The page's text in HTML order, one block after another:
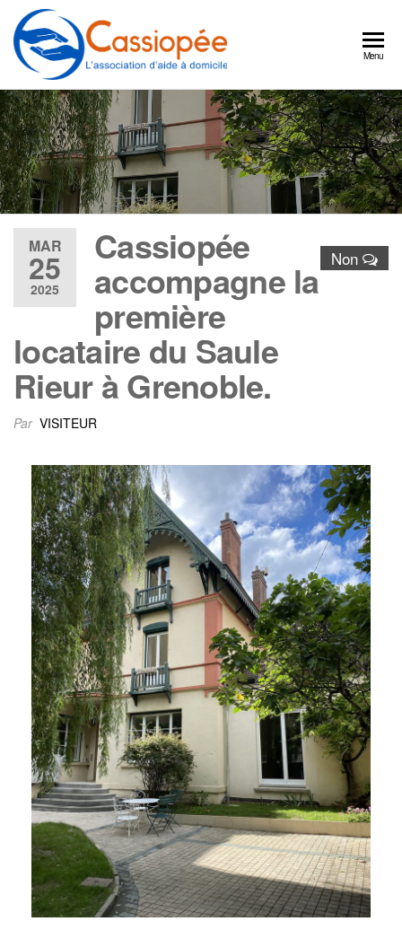
Cassiopée
l'association
d'aide à
domicile
quotidien
pour
continuer
à bien
vivre
chez
vous
Menu
MAR
25
2025
Non
Cassiopée
accompagne la
première
locataire du Saule
Rieur à Grenoble.
Par VISITEUR